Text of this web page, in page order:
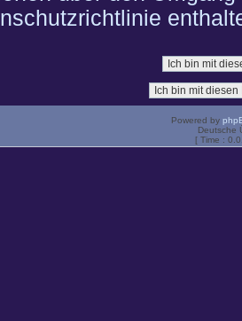
Powered by
Deutsche
[ Time :